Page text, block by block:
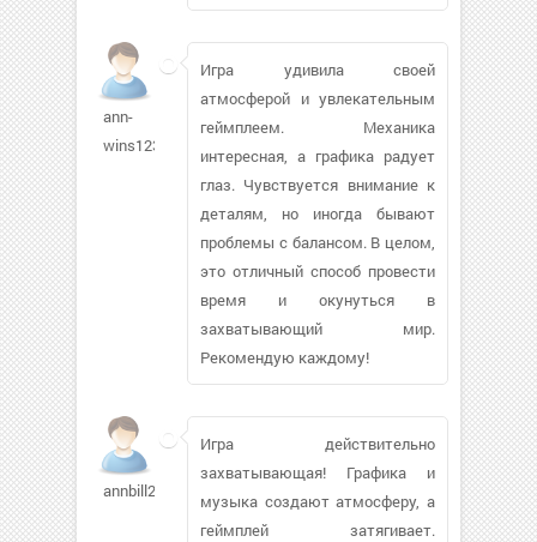
ann-
wins1239
Игра удивила своей
атмосферой и увлекательным
геймплеем. Механика
интересная, а графика радует
глаз. Чувствуется внимание к
деталям, но иногда бывают
проблемы с балансом. В целом,
это отличный способ провести
время и окунуться в
захватывающий мир.
Рекомендую каждому!
annbill25
Игра действительно
захватывающая! Графика и
музыка создают атмосферу, а
геймплей затягивает.